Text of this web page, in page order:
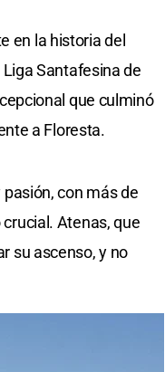
en la historia del
Santafesina de
que culminó
a Floresta.
con más de
Atenas, que
su ascenso, y no